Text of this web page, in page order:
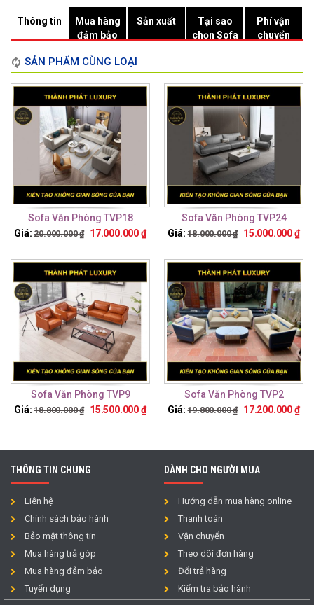
Thông tin
Mua hàng
đảm bảo
Sản xuất
Tại sao
chọn Sofa
Phí vận
chuyển
SẢN PHẨM CÙNG LOẠI
Sofa Văn Phòng TVP18
Giá: 20.000.000₫ 17.000.000₫
Sofa Văn Phòng TVP24
Giá: 18.000.000₫ 15.000.000₫
Sofa Văn Phòng TVP9
Giá: 18.800.000₫ 15.500.000₫
Sofa Văn Phòng TVP2
Giá: 19.800.000₫ 17.200.000₫
THÔNG TIN CHUNG
Liên hệ
Chính sách bảo hành
Bảo mật thông tin
Mua hàng trả góp
Mua hàng đảm bảo
Tuyển dụng
DÀNH CHO NGƯỜI MUA
Hướng dẫn mua hàng online
Thanh toán
Vận chuyển
Theo dõi đơn hàng
Đổi trả hàng
Kiểm tra bảo hành